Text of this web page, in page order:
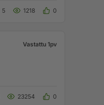
5 1218 0
Vastattu 1pv
23254 0